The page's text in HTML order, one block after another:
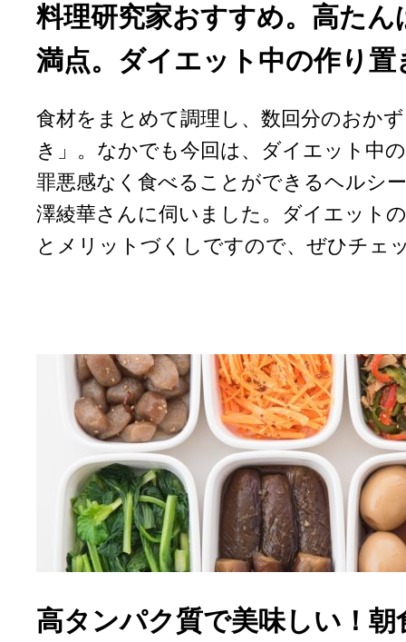
料理研究家おすすめ。高た
満点。ダイエット中の作り
食材をまとめて調理し、数回分のおか
き」。なかでも今回は、ダイエット中
罪悪感なく食べることができるヘルシ
澤綾華さんに伺いました。ダイエット
とメリットづくしですので、ぜひチェ
高タンパク質で美味しい！